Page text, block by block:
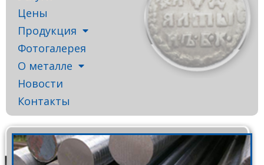
Цены
Продукция
Фотогалерея
О металле
Новости
Контакты